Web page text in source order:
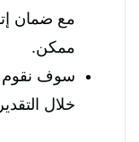
مع ضمان
ممكن.
سوف نقوم
خلال